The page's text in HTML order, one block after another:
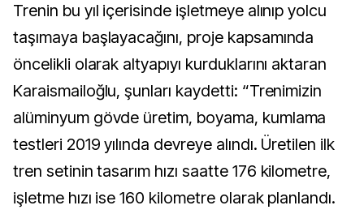
Trenin bu yıl içerisinde işletmeye alınıp yolcu
taşımaya başlayacağını, proje kapsamında
öncelikli olarak altyapıyı kurduklarını aktaran
Karaismailoğlu, şunları kaydetti: “Trenimizin
alüminyum gövde üretim, boyama, kumlama
testleri 2019 yılında devreye alındı. Üretilen ilk
tren setinin tasarım hızı saatte 176 kilometre,
işletme hızı ise 160 kilometre olarak planlandı.